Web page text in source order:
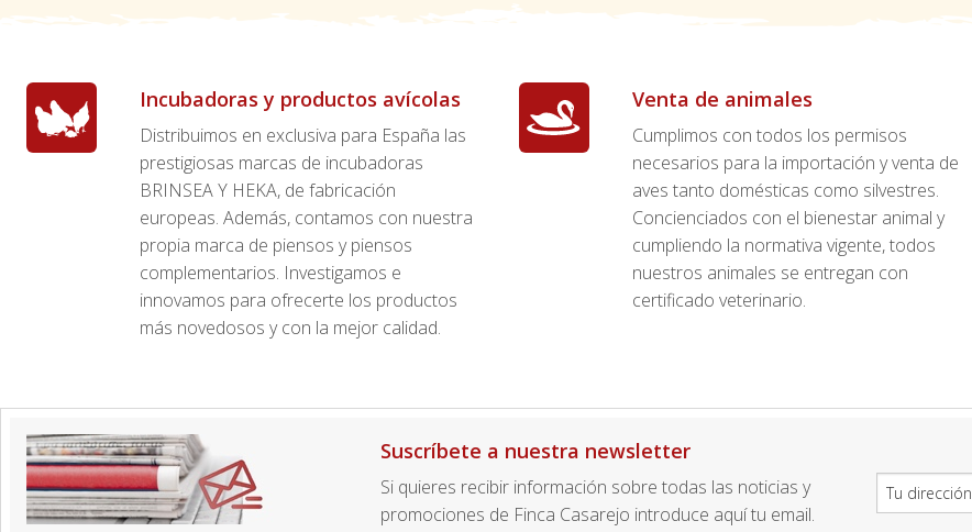
Incubadoras y productos avícolas
Distribuimos en exclusiva para España las
prestigiosas marcas de incubadoras
BRINSEA Y HEKA, de fabricación
europeas. Además, contamos con nuestra
propia marca de piensos y piensos
complementarios. Investigamos e
innovamos para ofrecerte los productos
más novedosos y con la mejor calidad.
Venta de animales
Cumplimos con todos los permisos
necesarios para la importación y venta de
aves tanto domésticas como silvestres.
Concienciados con el bienestar animal y
cumpliendo la normativa vigente, todos
nuestros animales se entregan con
certificado veterinario.
Suscríbete a nuestra newsletter
Si quieres recibir información sobre todas las noticias y
promociones de Finca Casarejo introduce aquí tu email.